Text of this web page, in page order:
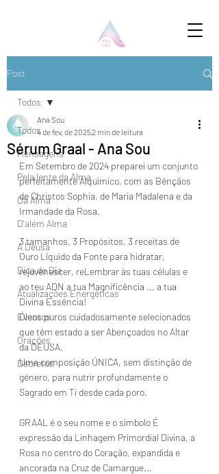
Post
Todos
Mensagens
Pela lente da Alma
Da Alma
D'além Alma
A Deusa
Dica do Dia
Atualizações Energéticas
Eventos
Orações
Decretos
Todos
Sérum Graal - Ana Sou
Ana Sou
4 de fev. de 20252 min de leitura
Em Setembro de 2024 preparei um conjunto
perfeitamente Alquímico, com as Bênçãos
de Christos Sophia, de Maria Madalena e da
Irmandade da Rosa.
3 tamanhos, 3 Propósitos, 3 receitas de
Ouro Líquido da Fonte para hidratar,
rejuvenescer, reLembrar às tuas células e
ao teu ADN a tua Magnificência ... a tua
Divina Essência!
Óleos puros cuidadosamente selecionados
que têm estado a ser Abençoados no Altar
da DEUSA.
Uma composição ÚNICA, sem distinção de
género, para nutrir profundamente o
Sagrado em Ti desde cada poro.
GRAAL é o seu nome e o símbolo É
expressão da Linhagem Primordial Divina, a
Rosa no centro do Coração, expandida e
ancorada na Cruz de Camargue...